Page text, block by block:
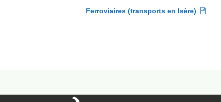
Ferroviaires (transports en Isère)